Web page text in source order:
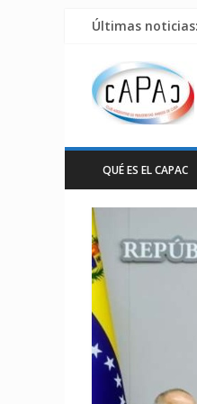
Últimas noticias:
QUÉ ES EL CAPAC